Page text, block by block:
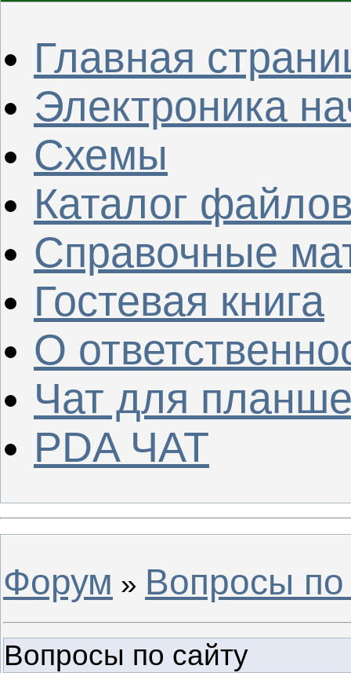
Главная
Электроника
Схемы
Каталог
Справочные
Гостевая книга
О
Чат для
PDA ЧАТ
Форум » Вопросы по
Вопросы по сайту